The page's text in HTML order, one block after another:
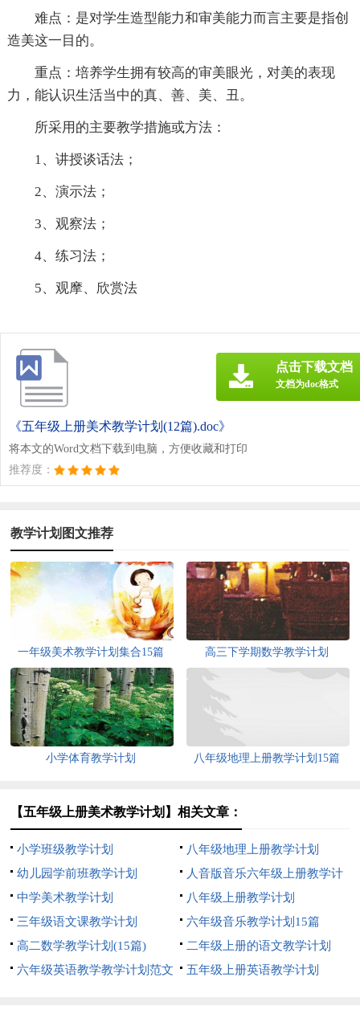
难点：是对学生造型能力和审美能力而言主要是指创
造美这一目的。
重点：培养学生拥有较高的审美眼光，对美的表现
力，能认识生活当中的真、善、美、丑。
所采用的主要教学措施或方法：
1、讲授谈话法；
2、演示法；
3、观察法；
4、练习法；
5、观摩、欣赏法
《五年级上册美术教学计划(12篇).doc》
将本文的Word文档下载到电脑，方便收藏和打印
推荐度：
点击下载文档
文档为doc格式
教学计划图文推荐
一年级美术教学计划集合15篇 高三下学期数学教学计划
小学体育教学计划 八年级地理上册教学计划15篇
【五年级上册美术教学计划】相关文章：
小学班级教学计划
八年级地理上册教学计划
幼儿园学前班教学计划
人音版音乐六年级上册教学计
划
中学美术教学计划
八年级上册教学计划
三年级语文课教学计划
六年级音乐教学计划15篇
高二数学教学计划(15篇)
二年级上册的语文教学计划
六年级英语教学教学计划范文
五年级上册英语教学计划